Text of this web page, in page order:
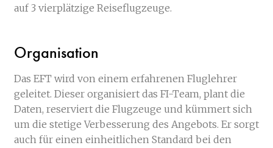
auf 3 vierplätzige Reiseflugzeuge.
Organisation
Das EFT wird von einem erfahrenen Fluglehrer
geleitet. Dieser organisiert das FI-Team, plant die
Daten, reserviert die Flugzeuge und kümmert sich
um die stetige Verbesserung des Angebots. Er sorgt
auch für einen einheitlichen Standard bei den